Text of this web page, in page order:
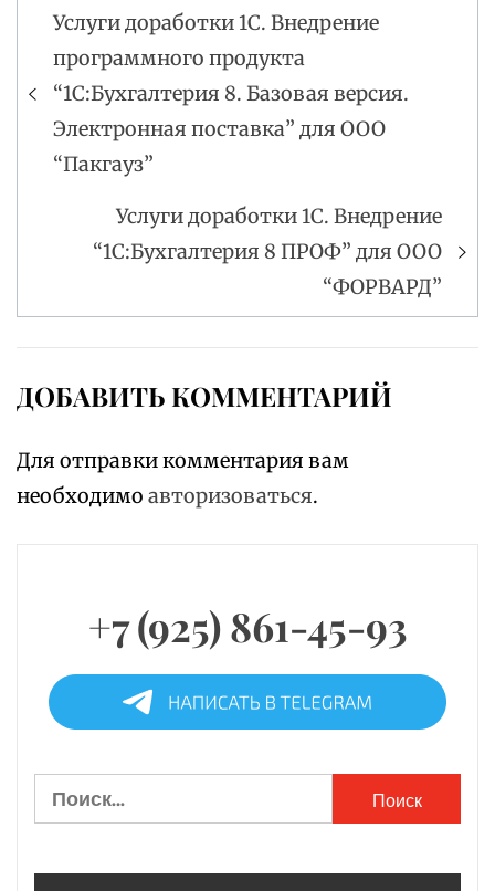
Навигация
по
записям
Услуги доработки 1С. Внедрение
программного продукта
“1С:Бухгалтерия 8. Базовая версия.
Электронная поставка” для ООО
“Пакгауз”
Услуги доработки 1С. Внедрение
“1С:Бухгалтерия 8 ПРОФ” для ООО
“ФОРВАРД”
ДОБАВИТЬ КОММЕНТАРИЙ
Для отправки комментария вам
необходимо авторизоваться.
+7 (925) 861-45-93
Найти: